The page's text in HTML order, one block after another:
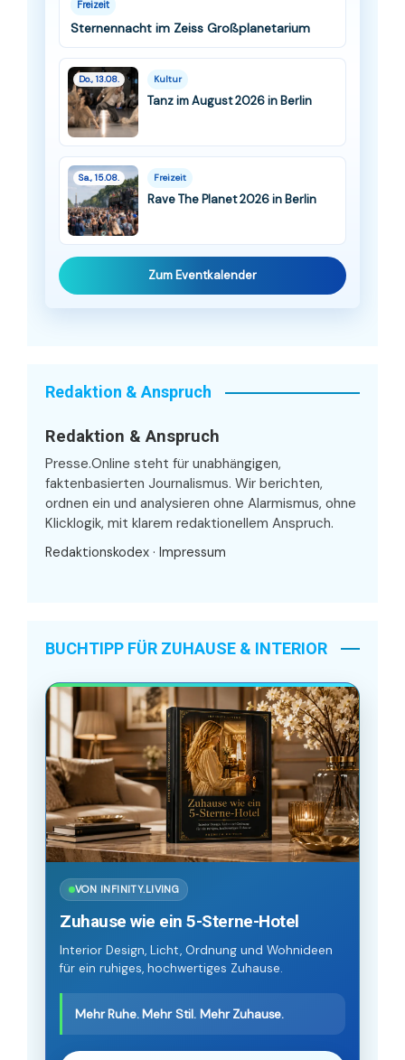
Freizeit
Sternennacht im Zeiss Großplanetarium
Do., 13.08. Kultur
Tanz im August 2026 in Berlin
Sa., 15.08. Freizeit
Rave The Planet 2026 in Berlin
Zum Eventkalender
Redaktion & Anspruch
Redaktion & Anspruch
Presse.Online steht für unabhängigen,
faktenbasierten Journalismus. Wir berichten,
ordnen ein und analysieren ohne Alarmismus, ohne
Klicklogik, mit klarem redaktionellem Anspruch.
Redaktionskodex · Impressum
BUCHTIPP FÜR ZUHAUSE & INTERIOR
VON INFINITY.LIVING
Zuhause wie ein 5-Sterne-Hotel
Interior Design, Licht, Ordnung und Wohnideen
für ein ruhiges, hochwertiges Zuhause.
Mehr Ruhe. Mehr Stil. Mehr Zuhause.